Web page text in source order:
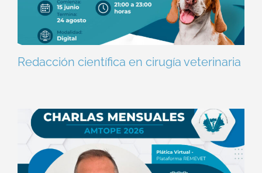
Redacción científica en cirugía veterinaria